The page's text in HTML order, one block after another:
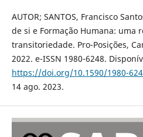
AUTOR; SANTOS, Francisco
de si e Formação Humana: uma
transitoriedade. Pro-Posições,
2022. e-ISSN 1980-6248.
https://doi.org/10.1590/1980-
14 ago. 2023.